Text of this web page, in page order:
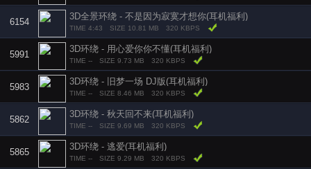
6154
3D全景环绕 - 不是因为寂寞才想你(耳机福利)
TIME 4:43 SIZE 10.81 MB 320 KBPS
5991
3D环绕 - 用心爱你你不懂(耳机福利)
TIME -- SIZE 9.73 MB 320 KBPS
5983
3D环绕 - 旧梦一场 DJ版(耳机福利)
TIME -- SIZE 8.46 MB 320 KBPS
5862
3D环绕 - 秋天回不来(耳机福利)
TIME -- SIZE 9.69 MB 320 KBPS
5865
3D环绕 - 逃爱(耳机福利)
TIME -- SIZE 9.29 MB 320 KBPS